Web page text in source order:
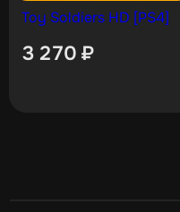
Toy Soldiers HD [PS4]
3 270 ₽